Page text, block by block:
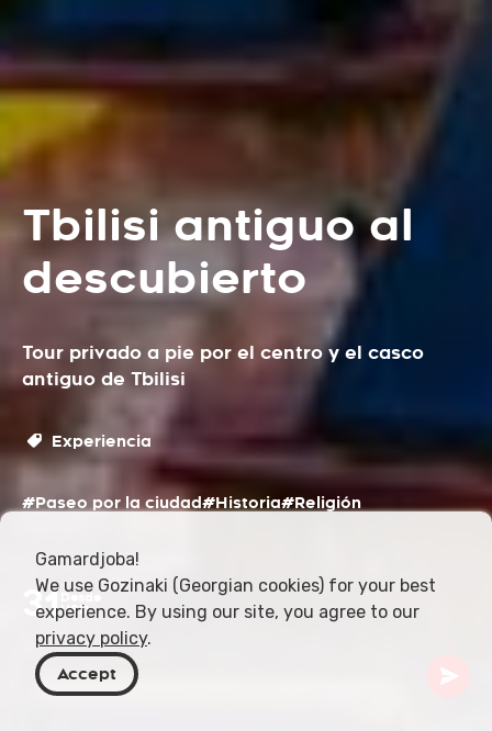
Tbilisi antiguo al
descubierto
Tour privado a pie por el centro y el casco
antiguo de Tbilisi
Experiencia
#Paseo por la ciudad#Historia#Religión
31USD
Gamardjoba!
We use Gozinaki (Georgian cookies) for your best
experience. By using our site, you agree to our
privacy policy.
Accept